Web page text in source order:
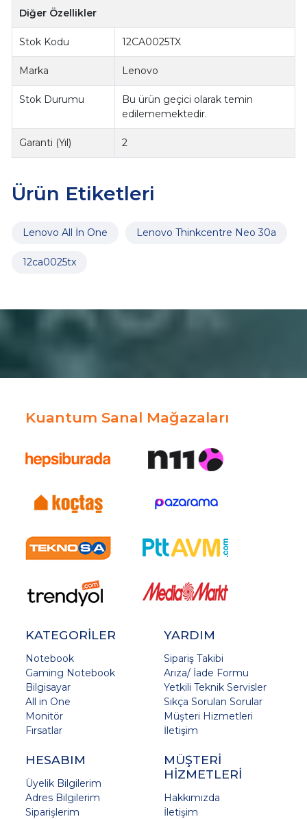
Diğer Özellikler
Stok Kodu 12CA0025TX
Marka Lenovo
Stok Durumu
Bu ürün geçici olarak temin
edilememektedir.
Garanti (Yıl) 2
Ürün Etiketleri
Lenovo All İn One Lenovo Thinkcentre Neo 30a
12ca0025tx
Kuantum Sanal Mağazaları
KATEGORİLER
Notebook
Gaming Notebook
Bilgisayar
All in One
Monitör
Fırsatlar
YARDIM
Sipariş Takibi
Arıza/ İade Formu
Yetkili Teknik Servisler
Sıkça Sorulan Sorular
Müşteri Hizmetleri
İletişim
HESABIM
Üyelik Bilgilerim
Adres Bilgilerim
Siparişlerim
MÜŞTERİ
HİZMETLERİ
Hakkımızda
İletişim